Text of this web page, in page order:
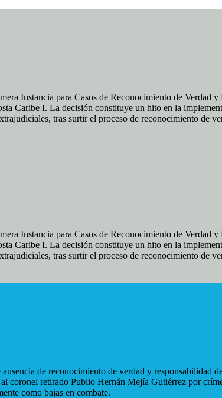
Instancia para Casos de Reconocimiento de
Caribe I. La decisión constituye un hito en la
tras surtir el proceso de reconocimiento de
Instancia para Casos de Reconocimiento de
Caribe I. La decisión constituye un hito en la
tras surtir el proceso de reconocimiento de
de reconocimiento de verdad y
coronel retirado Publio Hernán Mejía Gutiérrez por
como bajas en combate.